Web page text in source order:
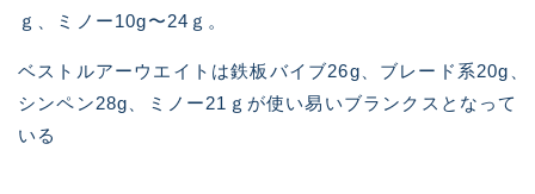
ｇ、ミノー10g〜24ｇ。
ベストルアーウエイトは鉄板バイブ26g、ブレード系20g、
シンペン28g、ミノー21ｇが使い易いブランクスとなって
いる